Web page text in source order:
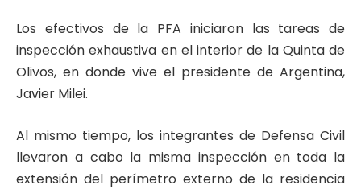
Los efectivos de la PFA iniciaron las tareas de
inspección exhaustiva en el interior de la Quinta de
Olivos, en donde vive el presidente de Argentina,
Javier Milei.
Al mismo tiempo, los integrantes de Defensa Civil
llevaron a cabo la misma inspección en toda la
extensión del perímetro externo de la residencia